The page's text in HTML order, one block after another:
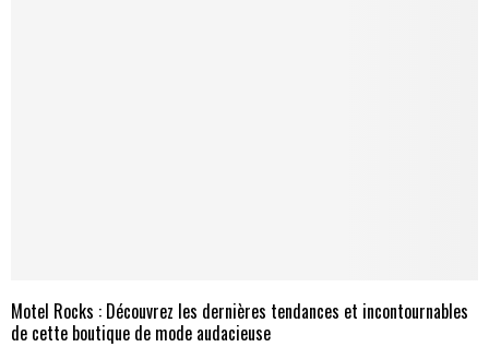
Motel Rocks : Découvrez les dernières tendances et incontournables
de cette boutique de mode audacieuse